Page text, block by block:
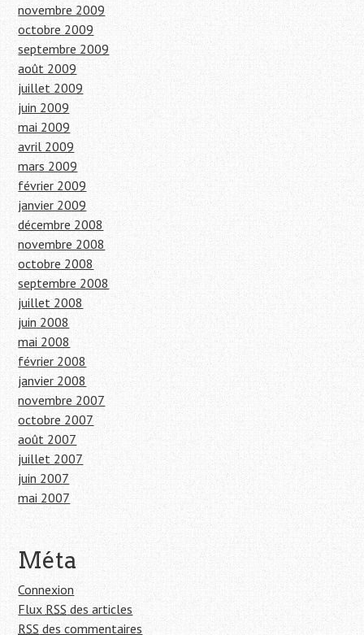
novembre 2009
octobre 2009
septembre 2009
août 2009
juillet 2009
juin 2009
mai 2009
avril 2009
mars 2009
février 2009
janvier 2009
décembre 2008
novembre 2008
octobre 2008
septembre 2008
juillet 2008
juin 2008
mai 2008
février 2008
janvier 2008
novembre 2007
octobre 2007
août 2007
juillet 2007
juin 2007
mai 2007
Méta
Connexion
Flux RSS des articles
RSS des commentaires